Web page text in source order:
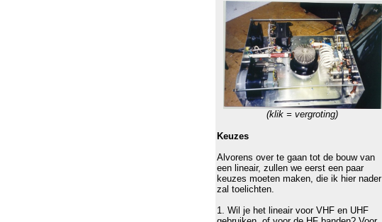
(klik = vergroting)
Keuzes
Alvorens over te gaan tot de bouw van
een lineair, zullen we eerst een paar
keuzes moeten maken, die ik hier nader
zal toelichten.
1. Wil je het lineair voor VHF en UHF